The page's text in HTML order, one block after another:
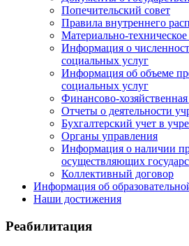
Попечительский совет
Правила внутреннего
Материально-
Информация о
социальных услуг
Информация об объеме
социальных услуг
Финансово-хозяйственная
Отчеты о деятельности
Бухгалтерский учет в
Органы управления
Информация о наличии
осуществляющих
Коллективный договор
Информация об
Наши достижения
Реабилитация